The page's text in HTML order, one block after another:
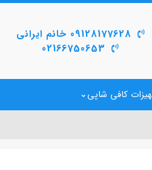
09128177628 خانم ایرانی
02166750653
کافی شاپی